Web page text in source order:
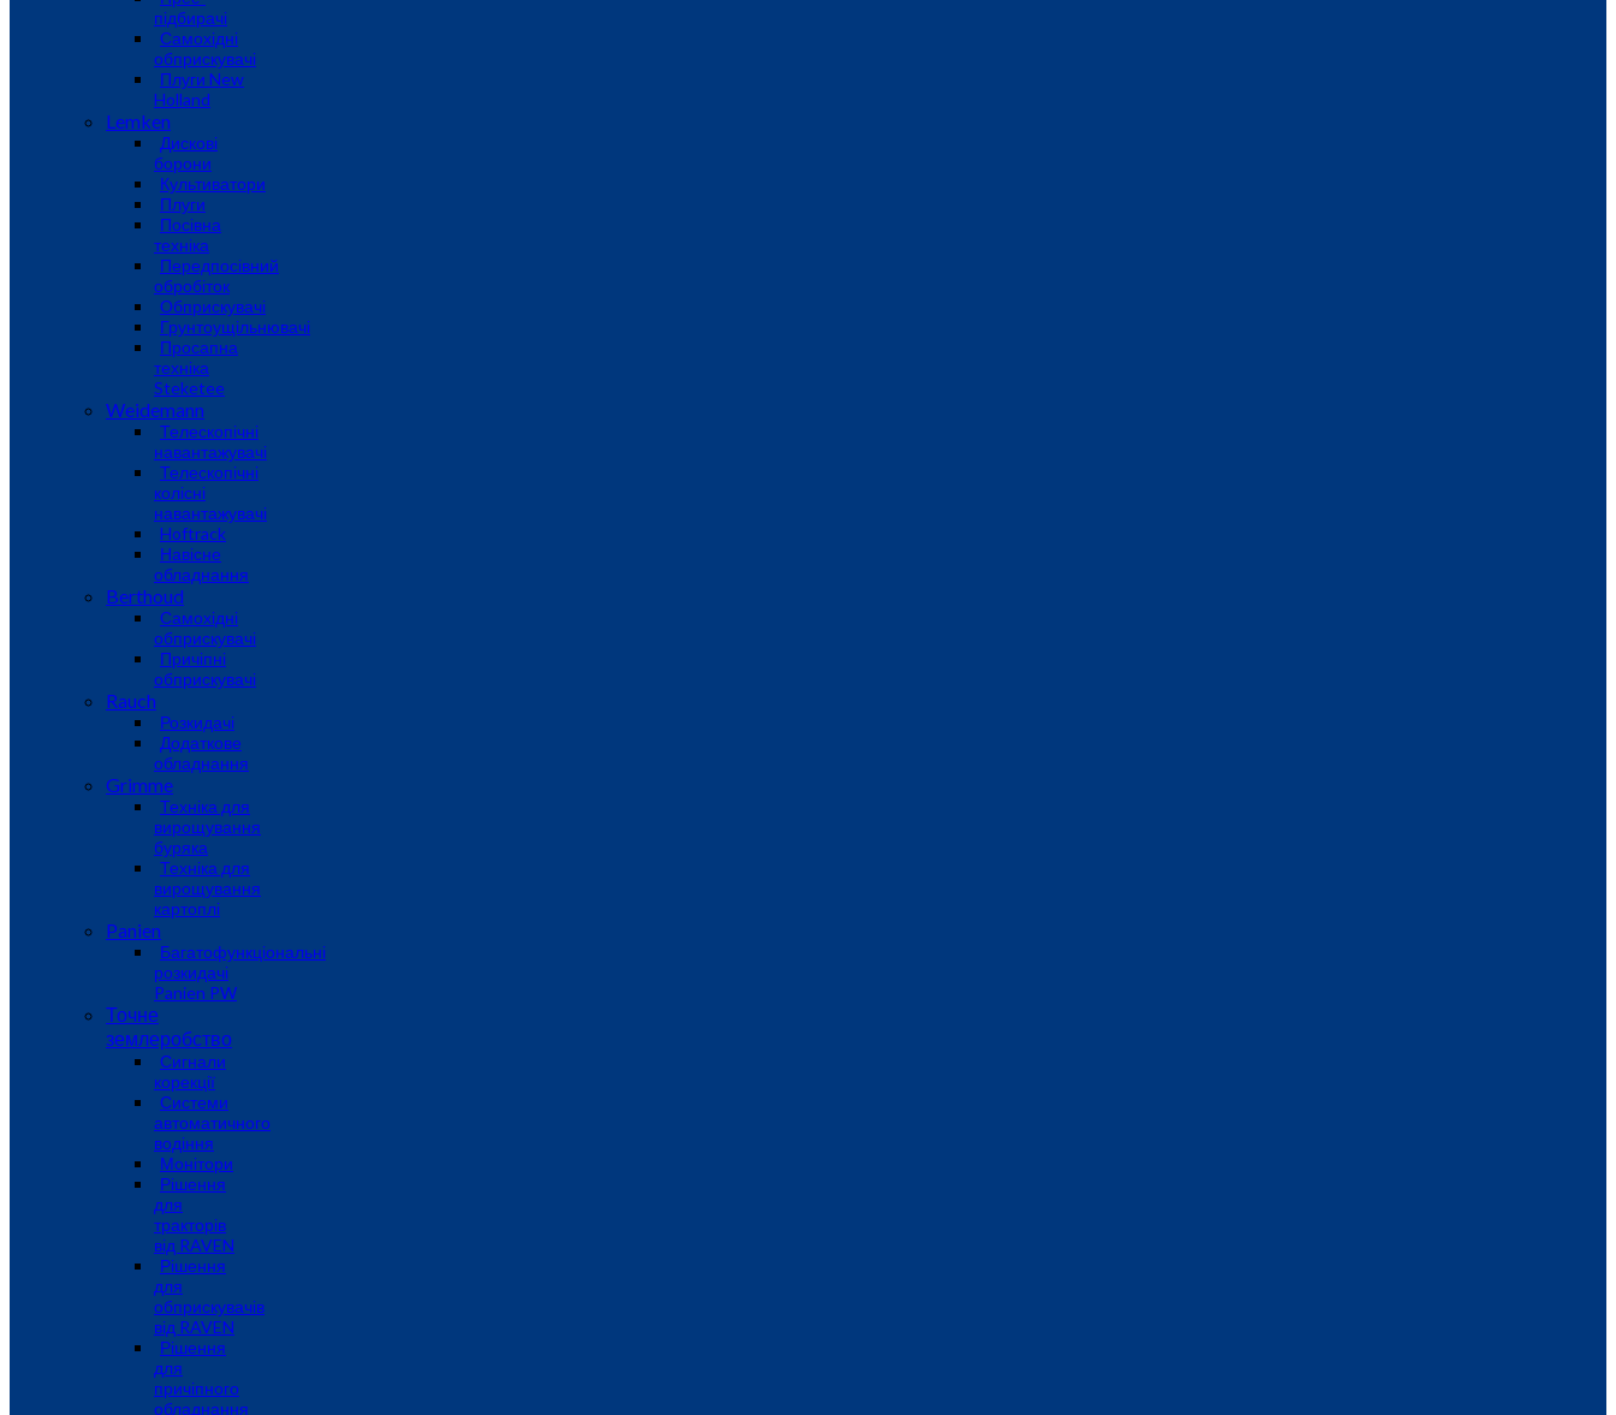
підбирачі
Самохідні
обприскувачі
Плуги New
Holland
Lemken
Дискові
борони
Культиватори
Плуги
Посівна
техніка
Передпосівний
обробіток
Обприскувачі
Грунтоущільнювачі
Просапна
техніка
Steketee
Weidemann
Телескопічні
навантажувачі
Телескопічні
колісні
навантажувачі
Hoftrack
Навісне
обладнання
Berthoud
Самохідні
обприскувачі
Причіпні
обприскувачі
Rauch
Розкидачі
Додаткове
обладнання
Grimme
Техніка для
вирощування
буряка
Техніка для
вирощування
картоплі
Panien
Багатофункціональні
розкидачі
Panien PW
Точне
землеробство
Сигнали
корекції
Системи
автоматичного
водіння
Монітори
Рішення
для
тракторів
від RAVEN
Рішення
для
обприскувачів
від RAVEN
Рішення
для
причіпного
обладнання